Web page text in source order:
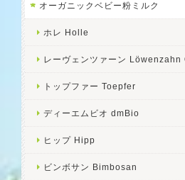
オーガニックベビー粉ミルク
ホレ Holle
レーヴェンツァーン
トップファー Toepfer
ディーエムビオ dmBio
ヒップ Hipp
ビンボサン Bimbosan